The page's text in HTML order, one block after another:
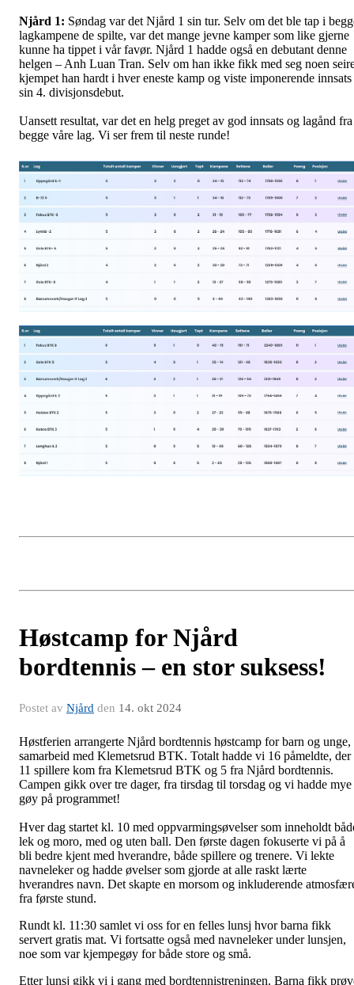
Njård 1: Søndag var det Njård 1 sin tur. Selv om det ble tap i
lagkampene de spilte, var det mange jevne kamper som like gjerne
kunne ha tippet i vår favør. Njård 1 hadde også en debutant denne
helgen – Anh Luan Tran. Selv om han ikke fikk med seg noen
kjempet han hardt i hver eneste kamp og viste imponerende
sin 4. divisjonsdebut.
Uansett resultat, var det en helg preget av god innsats og lagånd fra
begge våre lag. Vi ser frem til neste runde!
Høstcamp for Njård
bordtennis – en stor suksess!
Postet av Njård den 14. okt 2024
Høstferien arrangerte Njård bordtennis høstcamp for barn og unge,
samarbeid med Klemetsrud BTK. Totalt hadde vi 16 påmeldte, der
11 spillere kom fra Klemetsrud BTK og 5 fra Njård bordtennis.
Campen gikk over tre dager, fra tirsdag til torsdag og vi hadde mye
gøy på programmet!
Hver dag startet kl. 10 med oppvarmingsøvelser som inneholdt
lek og moro, med og uten ball. Den første dagen fokuserte vi på å
bli bedre kjent med hverandre, både spillere og trenere. Vi lekte
navneleker og hadde øvelser som gjorde at alle raskt lærte
hverandres navn. Det skapte en morsom og inkluderende
fra første stund.
Rundt kl. 11:30 samlet vi oss for en felles lunsj hvor barna fikk
servert gratis mat. Vi fortsatte også med navneleker under lunsjen,
noe som var kjempegøy for både store og små.
Etter lunsj gikk vi i gang med bordtennistreningen. Barna fikk